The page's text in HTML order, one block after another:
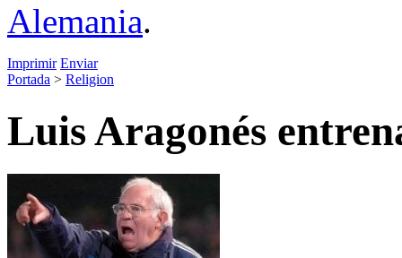
Alemania.
Imprimir Enviar
Portada > Religion
Luis Aragonés